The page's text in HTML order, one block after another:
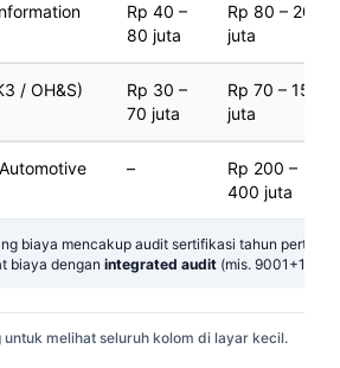
Rp 40 –
80 juta
Rp 80 – 200
juta
/ OH&S)
Rp 30 –
70 juta
Rp 70 – 150
juta
–
Rp 200 –
400 juta
biaya mencakup audit sertifikasi tahun
biaya dengan integrated audit (mis.
untuk melihat seluruh kolom di layar kecil.